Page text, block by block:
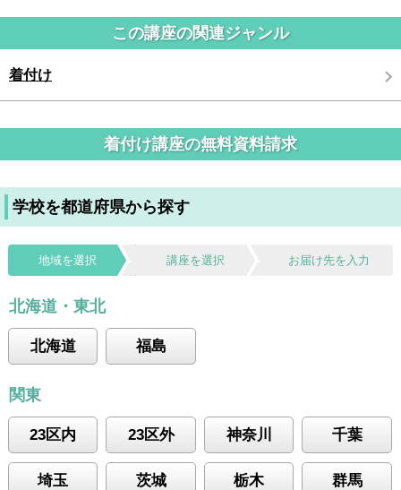
この講座の関連ジャンル
着付け
着付け講座の無料資料請求
学校を都道府県から探す
地域を選択 講座を選択 お届け先を入力
北海道・東北
北海道 福島
関東
23区内 23区外 神奈川 千葉
埼玉 茨城 栃木 群馬